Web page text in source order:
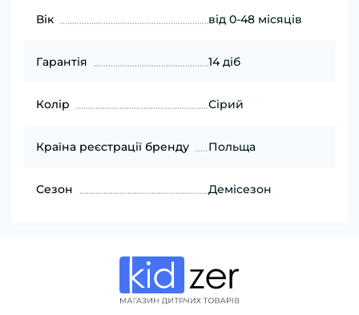
Вік від 0-48 місяців
Гарантія 14 діб
Колір Сірий
Країна реєстрації бренду Польща
Сезон Демісезон